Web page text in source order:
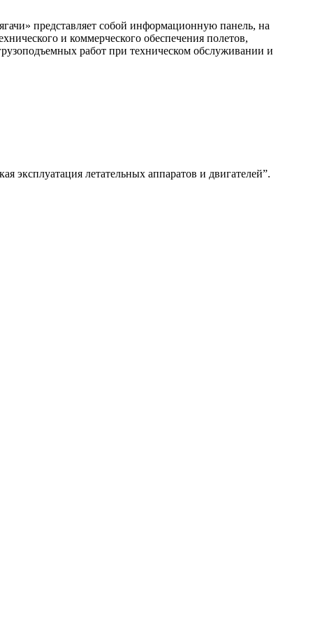
представляет собой информационную панель, на
и коммерческого обеспечения полетов,
работ при техническом обслуживании и
эксплуатация летательных аппаратов и двигателей”.